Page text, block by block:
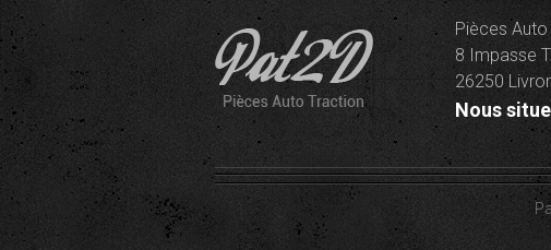
Pièces Auto
8 Impasse
26250
Nous